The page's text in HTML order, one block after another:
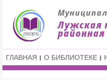
ГЛАВНАЯ О БИБЛИОТЕКЕ